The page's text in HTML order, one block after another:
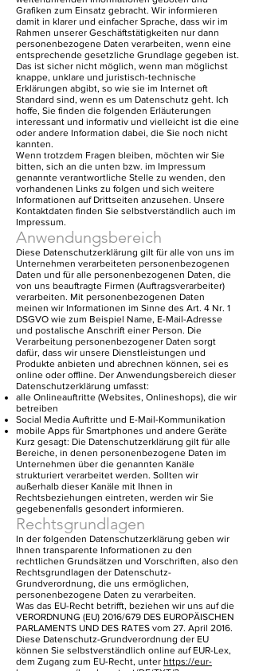
Grafiken zum Einsatz gebracht. Wir informieren
damit in klarer und einfacher Sprache, dass wir im
Rahmen unserer Geschäftstätigkeiten nur dann
personenbezogene Daten verarbeiten, wenn eine
entsprechende gesetzliche Grundlage gegeben ist.
Das ist sicher nicht möglich, wenn man möglichst
knappe, unklare und juristisch-technische
Erklärungen abgibt, so wie sie im Internet oft
Standard sind, wenn es um Datenschutz geht. Ich
hoffe, Sie finden die folgenden Erläuterungen
interessant und informativ und vielleicht ist die eine
oder andere Information dabei, die Sie noch nicht
kannten.
Wenn trotzdem Fragen bleiben, möchten wir Sie
bitten, sich an die unten bzw. im Impressum
genannte verantwortliche Stelle zu wenden, den
vorhandenen Links zu folgen und sich weitere
Informationen auf Drittseiten anzusehen. Unsere
Kontaktdaten finden Sie selbstverständlich auch im
Impressum.
Anwendungsbereich
Diese Datenschutzerklärung gilt für alle von uns im
Unternehmen verarbeiteten personenbezogenen
Daten und für alle personenbezogenen Daten, die
von uns beauftragte Firmen (Auftragsverarbeiter)
verarbeiten. Mit personenbezogenen Daten
meinen wir Informationen im Sinne des Art. 4 Nr. 1
DSGVO wie zum Beispiel Name, E-Mail-Adresse
und postalische Anschrift einer Person. Die
Verarbeitung personenbezogener Daten sorgt
dafür, dass wir unsere Dienstleistungen und
Produkte anbieten und abrechnen können, sei es
online oder offline. Der Anwendungsbereich dieser
Datenschutzerklärung umfasst:
alle Onlineauftritte (Websites, Onlineshops), die wir
betreiben
Social Media Auftritte und E-Mail-Kommunikation
mobile Apps für Smartphones und andere Geräte
Kurz gesagt: Die Datenschutzerklärung gilt für alle
Bereiche, in denen personenbezogene Daten im
Unternehmen über die genannten Kanäle
strukturiert verarbeitet werden. Sollten wir
außerhalb dieser Kanäle mit Ihnen in
Rechtsbeziehungen eintreten, werden wir Sie
gegebenenfalls gesondert informieren.
Rechtsgrundlagen
In der folgenden Datenschutzerklärung geben wir
Ihnen transparente Informationen zu den
rechtlichen Grundsätzen und Vorschriften, also den
Rechtsgrundlagen der Datenschutz-
Grundverordnung, die uns ermöglichen,
personenbezogene Daten zu verarbeiten.
Was das EU-Recht betrifft, beziehen wir uns auf die
VERORDNUNG (EU) 2016/679 DES EUROPÄISCHEN
PARLAMENTS UND DES RATES vom 27. April 2016.
Diese Datenschutz-Grundverordnung der EU
können Sie selbstverständlich online auf EUR-Lex,
dem Zugang zum EU-Recht, unter https://eur-